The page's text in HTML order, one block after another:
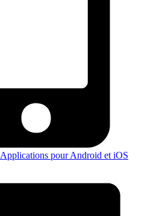
Applications pour Android et iOS